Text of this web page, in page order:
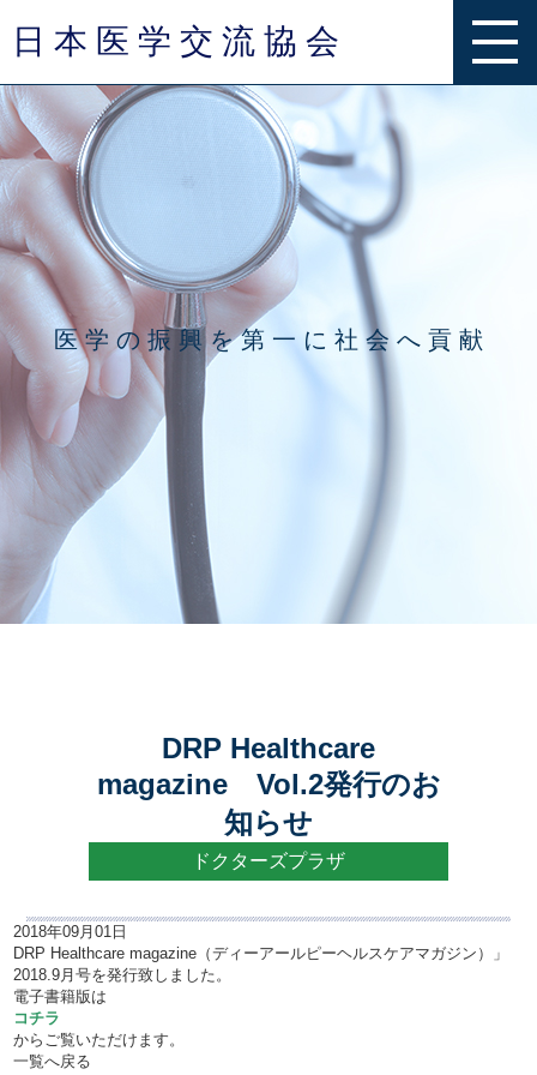
日 本 医 学 交 流 協 会
事業内容
グループ一覧
お知らせ
プライバシーポリシー
医 学 の 振 興 を 第 一 に 社 会 へ 貢 献
DRP Healthcare
magazine Vol.2発行のお
知らせ
ドクターズプラザ
2018年09月01日
DRP Healthcare magazine（ディーアールピーヘルスケアマガジン）」
2018.9月号を発行致しました。
電子書籍版は
コチラ
からご覧いただけます。
一覧へ戻る